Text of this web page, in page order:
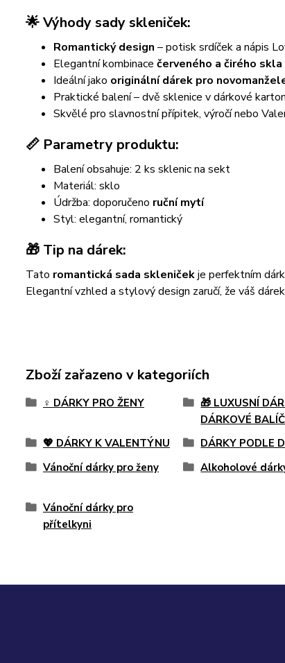
🌟Výhody sady skleniček:
Romantický design – potisk srdíček a nápis
Elegantní kombinace červeného a čirého skla
Ideální jako originální dárek pro
Praktické balení – dvě sklenice v dárkové
Skvělé pro slavnostní přípitek, výročí nebo
📏 Parametry produktu:
Balení obsahuje: 2 ks sklenic na sekt
Materiál: sklo
Údržba: doporučeno ruční mytí
Styl: elegantní, romantický
🎁 Tip na dárek:
Tato romantická sada skleničekje perfektním
Elegantní vzhled a stylový design zaručí, že váš
Zboží zařazeno v kategoriích
♀️ DÁRKY PRO ŽENY
🎁 LUXUSNÍ
DÁRKOVÉ
💖 DÁRKY K VALENTÝNU DÁRKY PODLE
Vánoční dárky pro ženy
Alkoholové
Vánoční dárky pro
přítelkyni